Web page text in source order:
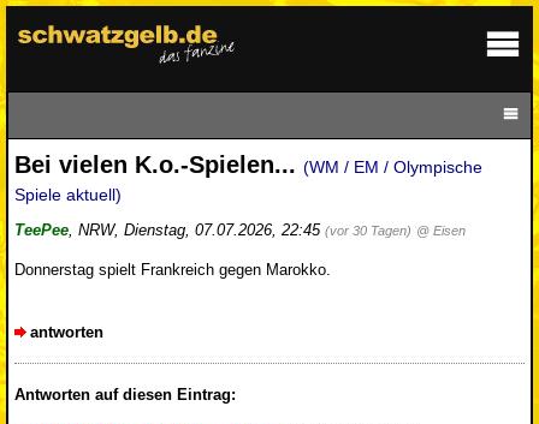
Bei vielen K.o.-Spielen... (WM / EM / Olympische
Spiele aktuell)
TeePee, NRW, Dienstag, 07.07.2026, 22:45 (vor 30 Tagen) @ Eisen
Donnerstag spielt Frankreich gegen Marokko.
antworten
Antworten auf diesen Eintrag: